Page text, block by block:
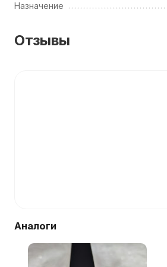
Назначение
Отзывы
Аналоги